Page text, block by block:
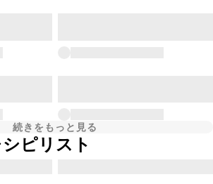
続きをもっと見る
ピリスト